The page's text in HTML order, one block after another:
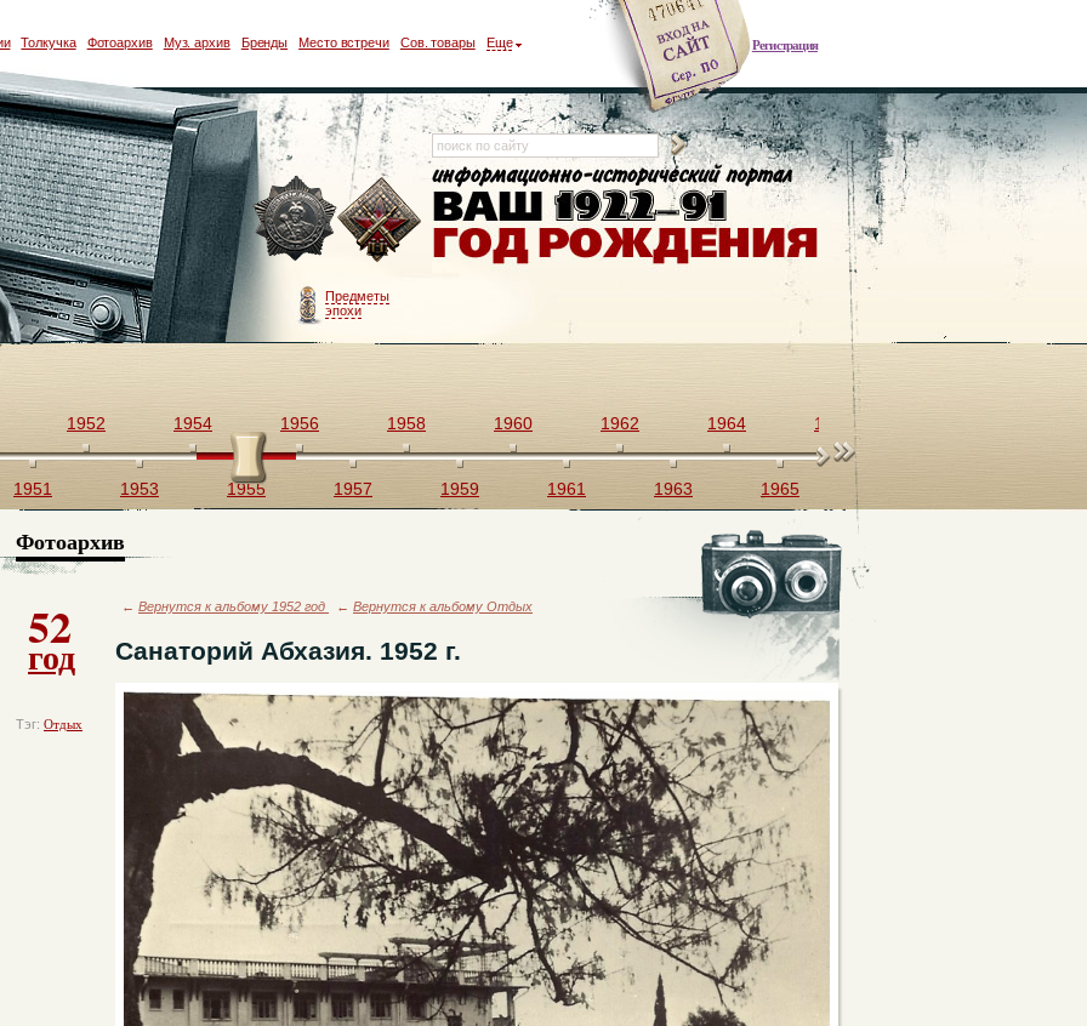
Регистрация
Толкучка Фотоархив Муз. архив Бренды Место встречи Сов. товары Еще
Предметы
эпохи
1951
1952
1953
1954
1955
1956
1957
1958
1959
1960
1961
1962
1963
1964
1965
1966
Фотоархив
52
год
Тэг: Отдых
← Вернутся к альбому 1952 год ← Вернутся к альбому Отдых
Санаторий Абхазия. 1952 г.